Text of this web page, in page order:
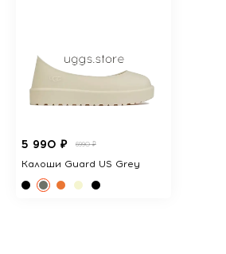
5 990 ₽ 6990 ₽
Калоши Guard US Grey